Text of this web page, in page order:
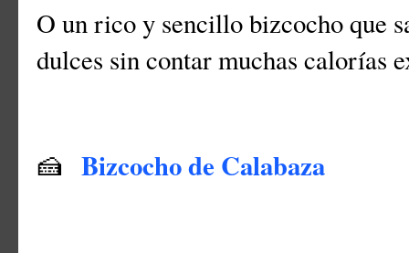
O un rico y sencillo bizcocho que
dulces sin contar muchas calorías
🍰 Bizcocho de Calabaza